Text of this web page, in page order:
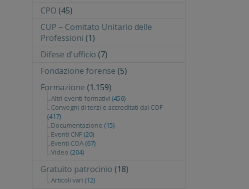
CPO (45)
CUP – Comitato Unitario delle
Professioni (1)
Difese d'ufficio (7)
Fondazione forense (5)
Formazione (1.159)
Altri eventi formativi (456)
Convegni di terzi e accreditati dal COF
(417)
Documentazione (15)
Eventi CNF (20)
Eventi COA (67)
Video (204)
Gratuito patrocinio (18)
Articoli vari (12)